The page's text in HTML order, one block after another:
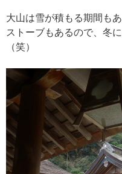
大山は雪が積もる期間も
ストーブもあるので、冬
（笑）